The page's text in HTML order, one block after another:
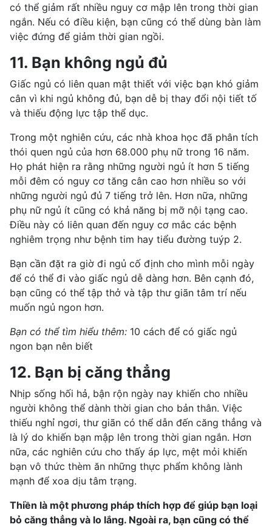
có thể giảm rất nhiều nguy cơ mập lên trong thời gian
ngắn. Nếu có điều kiện, bạn cũng có thể dùng bàn làm
việc đứng để giảm thời gian ngồi.
11. Bạn không ngủ đủ
Giấc ngủ có liên quan mật thiết với việc bạn khó giảm
cân vì khi ngủ không đủ, bạn dễ bị thay đổi nội tiết tố
và thiếu động lực tập thể dục.
Trong một nghiên cứu, các nhà khoa học đã phân tích
thói quen ngủ của hơn 68.000 phụ nữ trong 16 năm.
Họ phát hiện ra rằng những người ngủ ít hơn 5 tiếng
mỗi đêm có nguy cơ tăng cân cao hơn nhiều so với
những người ngủ đủ 7 tiếng trở lên. Hơn nữa, những
phụ nữ ngủ ít cũng có khả năng bị mỡ nội tạng cao.
Điều này có liên quan đến nguy cơ mắc các bệnh
nghiêm trọng như bệnh tim hay tiểu đường tuýp 2.
Bạn cần đặt ra giờ đi ngủ cố định cho mình mỗi ngày
để có thể đi vào giấc ngủ dễ dàng hơn. Bên cạnh đó,
bạn cũng có thể tập thở và tập thư giãn tâm trí nếu
muốn ngủ ngon hơn.
Bạn có thể tìm hiểu thêm: 10 cách để có giấc ngủ
ngon bạn nên biết
12. Bạn bị căng thẳng
Nhịp sống hối hả, bận rộn ngày nay khiến cho nhiều
người không thể dành thời gian cho bản thân. Việc
thiếu nghỉ ngơi, thư giãn có thể dẫn đến căng thẳng và
là lý do khiến bạn mập lên trong thời gian ngắn. Hơn
nữa, các nghiên cứu cho thấy áp lực, mệt mỏi khiến
bạn vô thức thèm ăn những thực phẩm không lành
mạnh để xoa dịu tâm trạng.
Thiền là một phương pháp thích hợp để giúp bạn loại
bỏ căng thẳng và lo lắng. Ngoài ra, bạn cũng có thể